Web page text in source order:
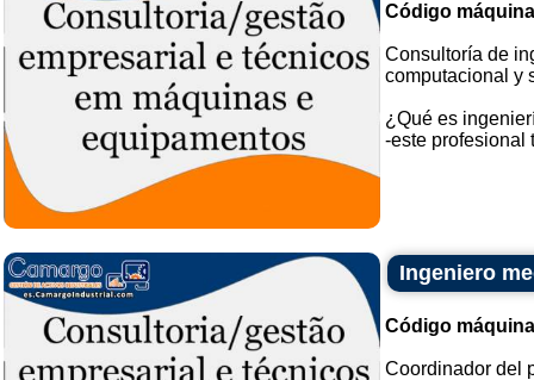
Código
Consultoría de
computacional y
¿Qué es
-este profesional
Ingeniero
Código
Coordinador del